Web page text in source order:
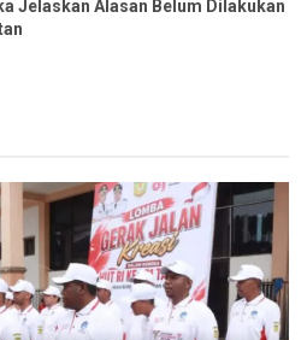
Jelaskan Alasan Belum Dilakukan